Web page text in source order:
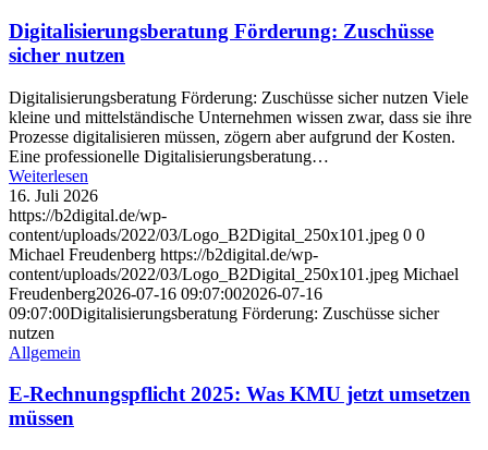
Digitalisierungsberatung Förderung: Zuschüsse
sicher nutzen
Digitalisierungsberatung Förderung: Zuschüsse sicher nutzen Viele
kleine und mittelständische Unternehmen wissen zwar, dass sie ihre
Prozesse digitalisieren müssen, zögern aber aufgrund der Kosten.
Eine professionelle Digitalisierungsberatung…
Weiterlesen
16. Juli 2026
https://b2digital.de/wp-
content/uploads/2022/03/Logo_B2Digital_250x101.jpeg 0 0
Michael Freudenberg https://b2digital.de/wp-
content/uploads/2022/03/Logo_B2Digital_250x101.jpeg Michael
Freudenberg2026-07-16 09:07:002026-07-16
09:07:00Digitalisierungsberatung Förderung: Zuschüsse sicher
nutzen
Allgemein
E-Rechnungspflicht 2025: Was KMU jetzt umsetzen
müssen